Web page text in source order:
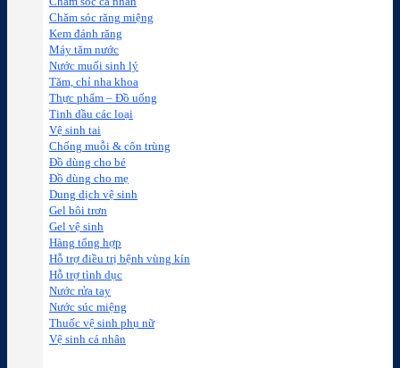
Chăm sóc răng miệng
Kem đánh răng
Máy tăm nước
Nước muối sinh lý
Tăm, chỉ nha khoa
Thực phẩm – Đồ uống
Tinh dầu các loại
Vệ sinh tai
Chống muỗi & côn trùng
Đồ dùng cho bé
Đồ dùng cho mẹ
Dung dịch vệ sinh
Gel bôi trơn
Gel vệ sinh
Hàng tổng hợp
Hỗ trợ điều trị bệnh vùng kín
Hỗ trợ tình dục
Nước rửa tay
Nước súc miệng
Thuốc vệ sinh phụ nữ
Vệ sinh cá nhân